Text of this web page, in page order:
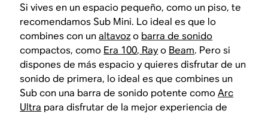
Si vives en un espacio pequeño, como un piso, te
recomendamos Sub Mini. Lo ideal es que lo
combines con unaltavozo barra de sonido
compactos, como Era 100, Rayo Beam. Pero si
dispones de más espacio y quieres disfrutar de un
sonido de primera, lo ideal es que combines un
Sub con una barra de sonido potente comoArc
Ultra para disfrutar de la mejor experiencia de